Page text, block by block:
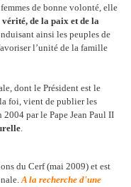
de bonne volonté, elle
de la paix et de la
ainsi les peuples de
l’unité de la famille
dont le Président est le
foi, vient de publier les
par le Pape Jean Paul II
.
du Cerf (mai 2009) et est
A la recherche d'une